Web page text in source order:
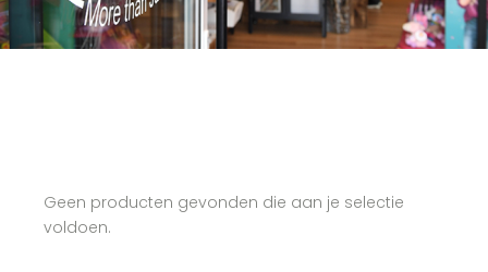
Geen producten gevonden die aan je selectie
voldoen.